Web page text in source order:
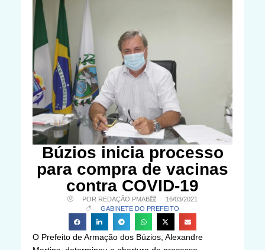
Búzios inicia processo
para compra de vacinas
contra COVID-19
POR REDAÇÃO PMAB
16/03/2021
GABINETE DO PREFEITO
O Prefeito de Armação dos Búzios, Alexandre